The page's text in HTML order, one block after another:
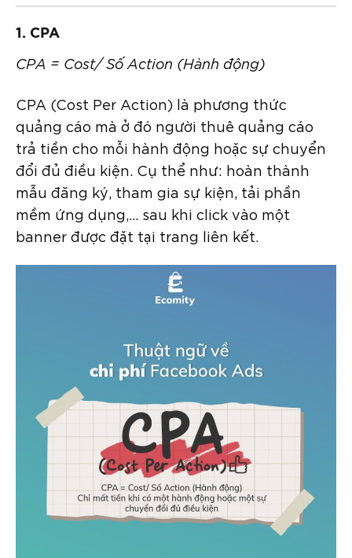
1. CPA
CPA = Cost/ Số Action (Hành động)
CPA (Cost Per Action) là phương thức
quảng cáo mà ở đó người thuê quảng cáo
trả tiền cho mỗi hành động hoặc sự chuyển
đổi đủ điều kiện. Cụ thể như: hoàn thành
mẫu đăng ký, tham gia sự kiện, tải phần
mềm ứng dụng,… sau khi click vào một
banner được đặt tại trang liên kết.